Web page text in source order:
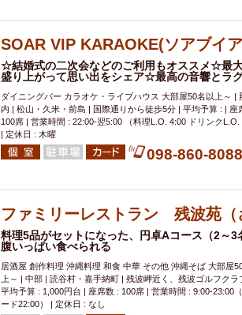
SOAR VIP KARAOKE(ソアブイ
☆結婚式の二次会などのご利用もオススメ☆最
盛り上がって思い出をシェア☆最高の音響と
ダイニングバー カラオケ・ライブハウス 大部屋50名以上～ |
内 | 松山・久米・前島 | 国際通りから徒歩5分 | 平均予算 : | 座
100席 | 営業時間 : 22:00-翌5:00 （料理L.O. 4:00 ドリンクL.O.
| 定休日 : 木曜
098-860-8088
ファミリーレストラン 残波苑（
料理5品がセットになった、円卓Aコース（2～
腹いっぱい食べられる
居酒屋 創作料理 沖縄料理 和食 中華 その他 沖縄そば 大部屋
上～ | 中部 | 読谷村・嘉手納町 | 残波岬近く、残波ゴルフクラ
平均予算 : 1,000円台 | 座席数 : 100席 | 営業時間 : 9:00-23:00
ード22:00） | 定休日 : なし